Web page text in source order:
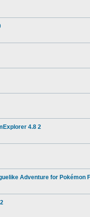
4.8 2
Adventure for Pokémon